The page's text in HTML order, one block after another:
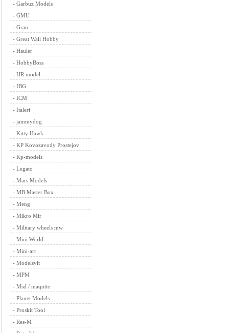
- Garbuz Models
- GMU
- Gran
- Great Wall Hobby
- Hauler
- HobbyBoss
- HR model
- IBG
- ICM
- Italeri
- jammydog
- Kitty Hawk
- KP Kovozavody Prostejov
- Kp-models
- Legato
- Mars Models
- MB Master Box
- Meng
- Mikro Mir
- Military wheels mw
- Mini World
- Mini-art
- Modelsvit
- MPM
- Msd / maqutte
- Planet Models
- Proskit Tool
- Res-M